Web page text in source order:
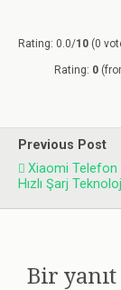
Rating: 0.0/10 (0
Rating: 0
Previous Post
Xiaomi Telefon
Hızlı Şarj
Bir yanıt